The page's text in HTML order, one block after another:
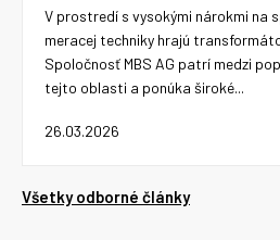
26.03.2026
V prostredí s vysokými nárokmi na
meracej techniky hrajú
Spoločnosť MBS AG patrí medzi
tejto oblasti a ponúka široké...
Všetky odborné články